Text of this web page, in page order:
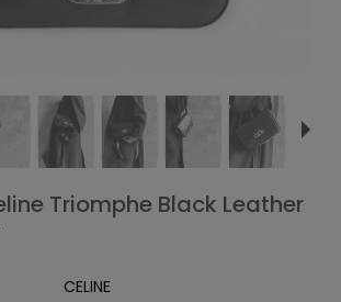
Triomphe Black Leather
CELINE